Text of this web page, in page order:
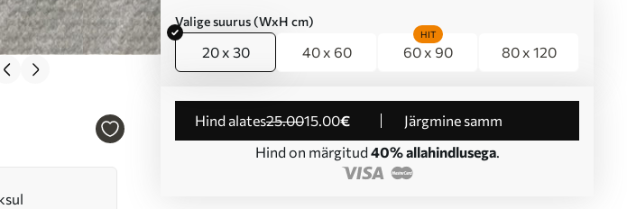
Valige suurus (WxH cm)
20 x 30 40 x 60 60 x 90
HIT
80 x 120
Hind alates25.0015.00€
Järgmine samm
Hind on märgitud 40% allahindlusega.